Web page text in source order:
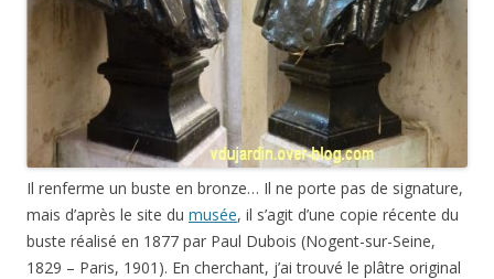
Il renferme un buste en bronze… Il ne porte pas de signature,
mais d’après le site du musée, il s’agit d’une copie récente du
buste réalisé en 1877 par Paul Dubois (Nogent-sur-Seine,
1829 – Paris, 1901). En cherchant, j’ai trouvé le plâtre original